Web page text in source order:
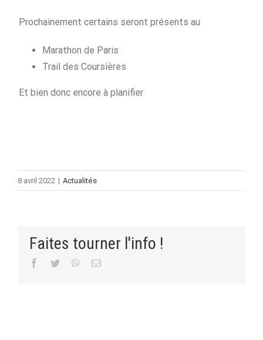
Prochainement certains seront présents au
Marathon de Paris
Trail des Coursières
Et bien donc encore à planifier
8 avril 2022 | Actualités
Faites tourner l'info !
Facebook
Twitter WhatsApp
Email